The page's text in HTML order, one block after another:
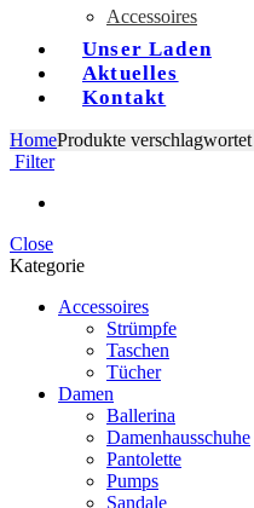
Accessoires
Unser Laden
Aktuelles
Kontakt
HomeProdukte
Filter
Close
Kategorie
Accessoires
Strümpfe
Taschen
Tücher
Damen
Ballerina
Damenhausschuhe
Pantolette
Pumps
Sandale